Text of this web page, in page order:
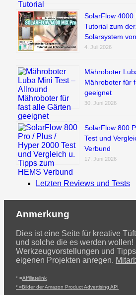
SolarFlow 4000
Tutorial zum
Solarsystem
4. Juli 2026
Mähroboter
Mähroboter für
geeignet
30. Juni 2026
SolarFlow 800
Test und
Verbund
17. Juni 2026
Letzten Reviews und Tests
Anmerkung
Dies ist eine Seite für kreative
und solche die es werden wollen!
Werkzeugvorstellungen und
eigenen Projekten anregen.
* =Affiliatelink
² =Bilder der Amazon Product Advertising API